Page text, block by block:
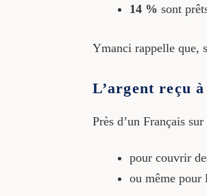
14 % sont
Ymanci rappelle que,
L’argent reçu
Près d’un Français
pour couvrir
ou même pour